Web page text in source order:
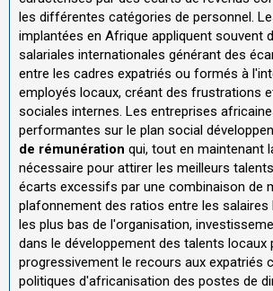
les différentes catégories de personnel.
implantées en Afrique appliquent souvent
salariales internationales générant des
entre les cadres expatriés ou formés à
employés locaux, créant des frustrations
sociales internes. Les entreprises
performantes sur le plan social
de rémunération qui, tout en maintenant
nécessaire pour attirer les meilleurs
écarts excessifs par une combinaison de
plafonnement des ratios entre les salaires
les plus bas de l'organisation,
dans le développement des talents locaux
progressivement le recours aux expatriés
politiques d'africanisation des postes de